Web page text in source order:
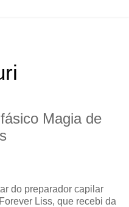
Magia de
do preparador capilar
Liss, que recebi da